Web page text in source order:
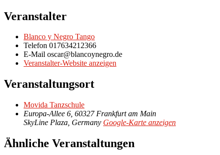
Veranstalter
Blanco y Negro Tango
Telefon 017634212366
E-Mail oscar@blancoynegro.de
Veranstalter-Website anzeigen
Veranstaltungsort
Movida Tanzschule
Europa-Allee 6, 60327 Frankfurt am Main
SkyLine Plaza Germany Google-Karte anzeigen
Ähnliche Veranstaltungen